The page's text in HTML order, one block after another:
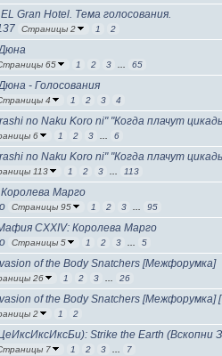
Gran Hotel. Тема голосования.
Страницы 2 1 2
65 1 2 3 65
- Голосования
4 1 2 3 4
no Naku Koro ni" "Когда плачут
6 1 2 3 6
no Naku Koro ni" "Когда плачут
113 1 2 3 113
Марго
Страницы 95 1 2 3 95
CXXIV: Королева Марго
Страницы 5 1 2 3 5
of the Body Snatchers [Межфорумка]
26 1 2 3 26
of the Body Snatchers
2 1 2
Strike the Earth (Вскопни
7 1 2 3 7